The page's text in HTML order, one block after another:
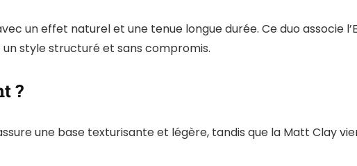
un effet naturel et une tenue longue durée. Ce duo associe
style structuré et sans compromis.
?
une base texturisante et légère, tandis que la Matt Clay